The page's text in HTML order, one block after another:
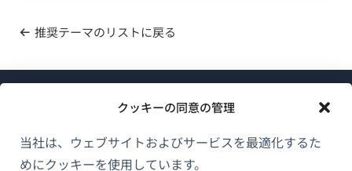
クッキーの同意の管理
当社は、ウェブサイトおよびサービスを最適化するた
めにクッキーを使用しています。
推奨テーマのリストに戻る